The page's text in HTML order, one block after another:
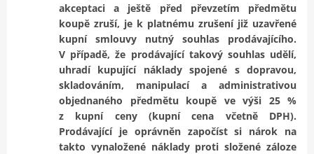
akceptaci a ještě před převzetím předmětu
koupě zruší, je k platnému zrušení již uzavřené
kupní smlouvy nutný souhlas prodávajícího.
V případě, že prodávající takový souhlas udělí,
uhradí kupující náklady spojené s dopravou,
skladováním, manipulací a administrativou
objednaného předmětu koupě ve výši 25 %
z kupní ceny (kupní cena včetně DPH).
Prodávající je oprávněn započíst si nárok na
takto vynaložené náklady proti složené záloze